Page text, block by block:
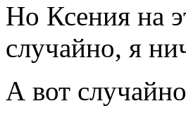
Но Ксения на
случайно, я
А вот